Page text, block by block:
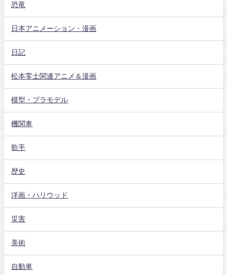
恐竜
日本アニメーション・漫画
日記
松本零士関連アニメ＆漫画
模型・プラモデル
機関車
歌手
歴史
洋画・ハリウッド
災害
美術
自動車